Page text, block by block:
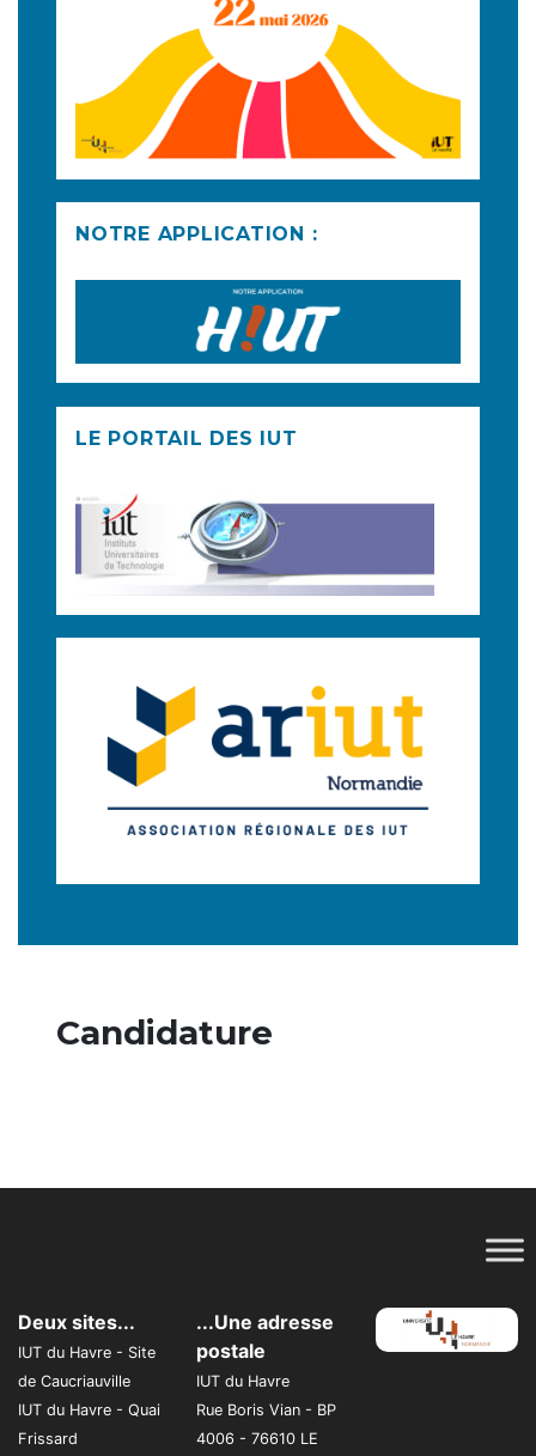
NOTRE APPLICATION :
LE PORTAIL DES IUT
Candidature
Deux sites...
IUT du Havre - Site
de Caucriauville
IUT du Havre - Quai
Frissard
...Une adresse
postale
IUT du Havre
Rue Boris Vian - BP
4006 - 76610 LE